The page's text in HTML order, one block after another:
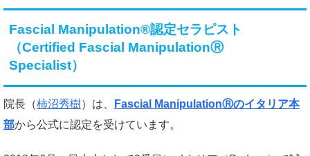
Fascial Manipulation®認定セラピスト
（Certified Fascial ManipulationⓇ
Specialist）
院長（柿沼秀樹）は、
Fascial ManipulationⓇのイタリア本
部から公式に認定を受けています。